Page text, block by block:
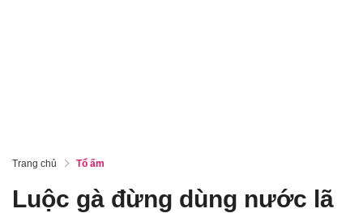
Trang chủ Tổ ấm
Luộc gà đừng dùng nước lã